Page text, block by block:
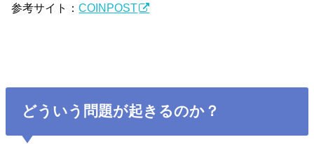
参考サイト：COINPOST
どういう問題が起きるのか？